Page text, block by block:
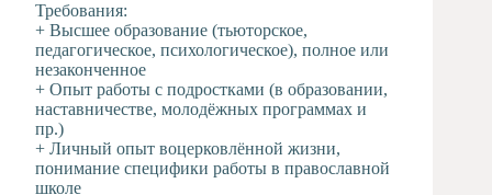
Требования:
+ Высшее образование (тьюторское,
педагогическое, психологическое), полное или
незаконченное
+ Опыт работы с подростками (в образовании,
наставничестве, молодёжных программах и
пр.)
+ Личный опыт воцерковлённой жизни,
понимание специфики работы в православной
школе